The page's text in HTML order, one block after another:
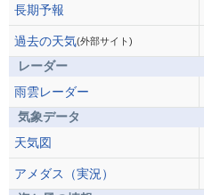
長期予報
過去の天気(外部サイト)
レーダー
雨雲レーダー
気象データ
天気図
アメダス（実況）